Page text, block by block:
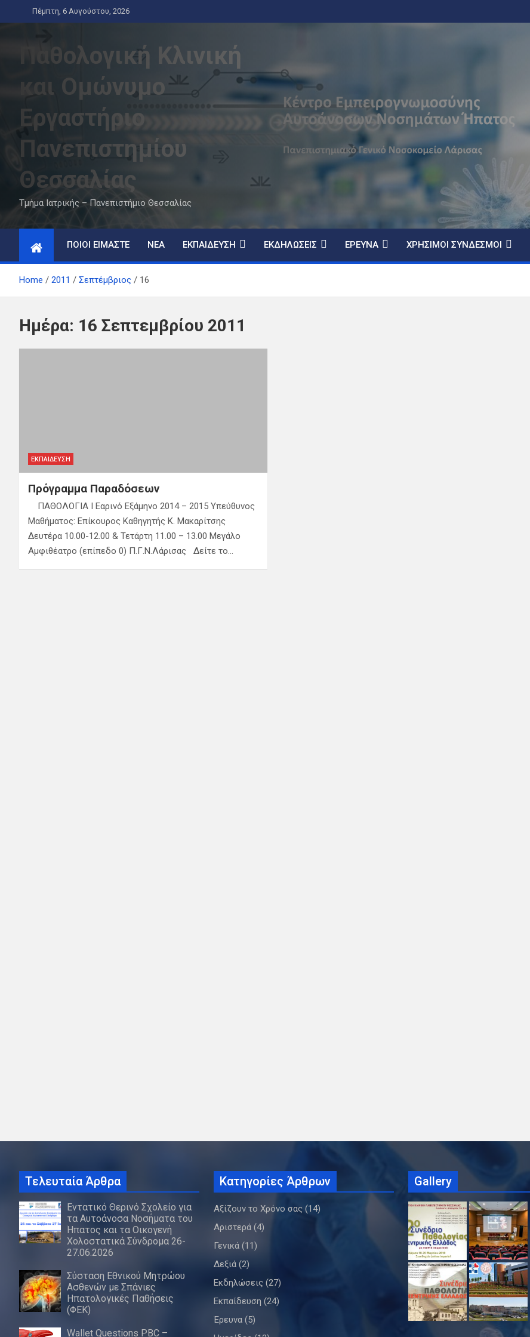
to
Πέμπτη, 6 Αυγούστου, 2026
Παθολογική Κλινική
και Ομώνυμο
Εργαστήριο
Πανεπιστημίου
Θεσσαλίας
Τμήμα Ιατρικής – Πανεπιστήμιο Θεσσαλίας
ΠΟΙΟΊ ΕΊΜΑΣΤΕ ΝΈΑ ΕΚΠΑΊΔΕΥΣΗ ΕΚΔΗΛΏΣΕΙΣ ΈΡΕΥΝΑ ΧΡΉΣΙΜΟΙ ΣΎΝΔΕΣΜΟΙ
Home 2011 Σεπτέμβριος 16
Ημέρα: 16 Σεπτεμβρίου 2011
ΕΚΠΑΊΔΕΥΣΗ
Πρόγραμμα Παραδόσεων
ΠΑΘΟΛΟΓΙΑ Ι Εαρινό Εξάμηνο 2014 – 2015 Υπεύθυνος
Μαθήματος: Επίκουρος Καθηγητής Κ. Μακαρίτσης
Δευτέρα 10.00-12.00 & Τετάρτη 11.00 – 13.00 Μεγάλο
Αμφιθέατρο (επίπεδο 0) Π.Γ.Ν.Λάρισας Δείτε το…
Τελευταία Άρθρα
Εντατικό Θερινό Σχολείο για
τα Αυτοάνοσα Νοσήματα του
Ήπατος και τα Οικογενή
Χολοστατικά Σύνδρομα 26-
27.06.2026
Σύσταση Εθνικού Μητρώου
Ασθενών με Σπάνιες
Ηπατολογικές Παθήσεις
(ΦΕΚ)
Wallet Questions PBC –
Κατηγορίες Άρθρων
Αξίζουν το Χρόνο σας (14)
Αριστερά (4)
Γενικά (11)
Δεξιά (2)
Εκδηλώσεις (27)
Εκπαίδευση (24)
Έρευνα (5)
Gallery